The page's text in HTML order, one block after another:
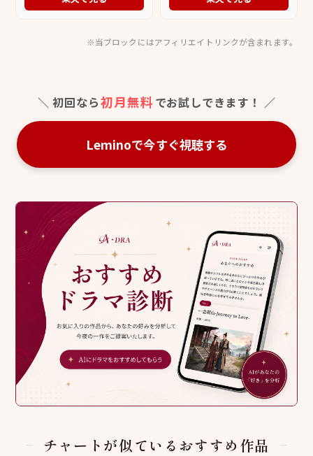
楽）
※当ブロックにはアフィリエイトリンクが含まれます。
＼ 初回なら初月無料 でお試しできます！ ／
Leminoで今すぐ視聴する
チャートが似ているおすすめ作品